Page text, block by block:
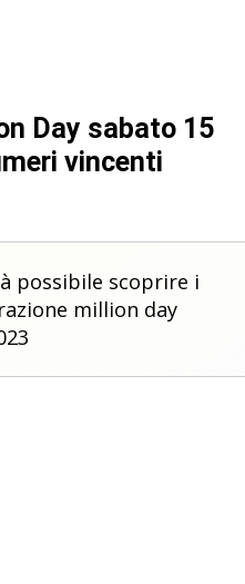
Day sabato 15
vincenti
possibile scoprire i
million day